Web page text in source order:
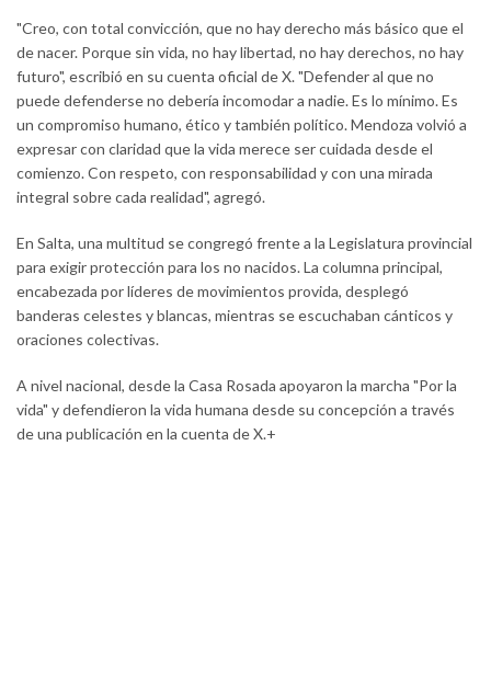
"Creo, con total convicción, que no hay derecho más básico que el
de nacer. Porque sin vida, no hay libertad, no hay derechos, no hay
futuro", escribió en su cuenta oficial de X. "Defender al que no
puede defenderse no debería incomodar a nadie. Es lo mínimo. Es
un compromiso humano, ético y también político. Mendoza volvió a
expresar con claridad que la vida merece ser cuidada desde el
comienzo. Con respeto, con responsabilidad y con una mirada
integral sobre cada realidad", agregó.
En Salta, una multitud se congregó frente a la Legislatura provincial
para exigir protección para los no nacidos. La columna principal,
encabezada por líderes de movimientos provida, desplegó
banderas celestes y blancas, mientras se escuchaban cánticos y
oraciones colectivas.
A nivel nacional, desde la Casa Rosada apoyaron la marcha "Por la
vida" y defendieron la vida humana desde su concepción a través
de una publicación en la cuenta de X.+